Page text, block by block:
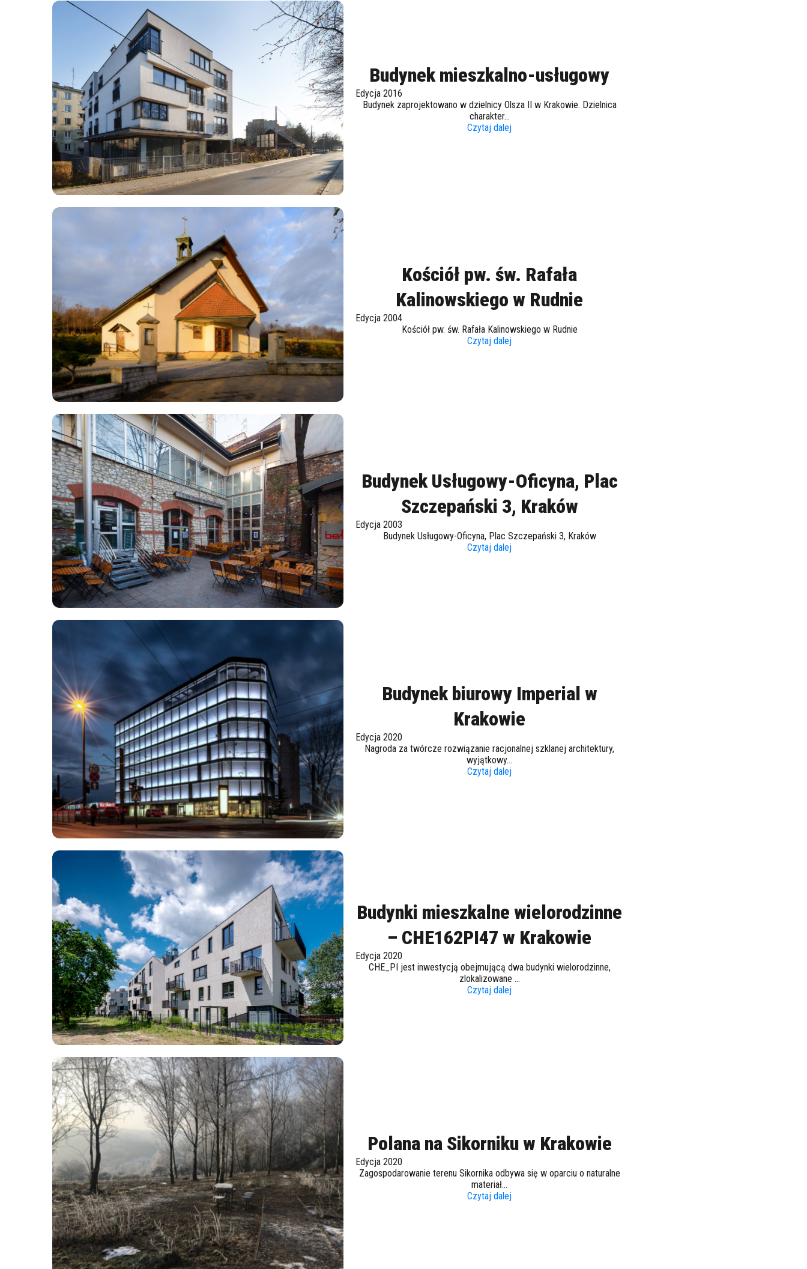
Budynek mieszkalno-usługowy
Edycja 2016
Budynek zaprojektowano w dzielnicy Olsza II w Krakowie. Dzielnica
charakter...
Czytaj dalej
Kościół pw. św. Rafała
Kalinowskiego w Rudnie
Edycja 2004
Kościół pw. św. Rafała Kalinowskiego w Rudnie
Czytaj dalej
Budynek Usługowy-Oficyna, Plac
Szczepański 3, Kraków
Edycja 2003
Budynek Usługowy-Oficyna, Plac Szczepański 3, Kraków
Czytaj dalej
Budynek biurowy Imperial w
Krakowie
Edycja 2020
Nagroda za twórcze rozwiązanie racjonalnej szklanej architektury,
wyjątkowy...
Czytaj dalej
Budynki mieszkalne wielorodzinne
– CHE162PI47 w Krakowie
Edycja 2020
CHE_PI jest inwestycją obejmującą dwa budynki wielorodzinne,
zlokalizowane ...
Czytaj dalej
Polana na Sikorniku w Krakowie
Edycja 2020
Zagospodarowanie terenu Sikornika odbywa się w oparciu o naturalne
materiał...
Czytaj dalej